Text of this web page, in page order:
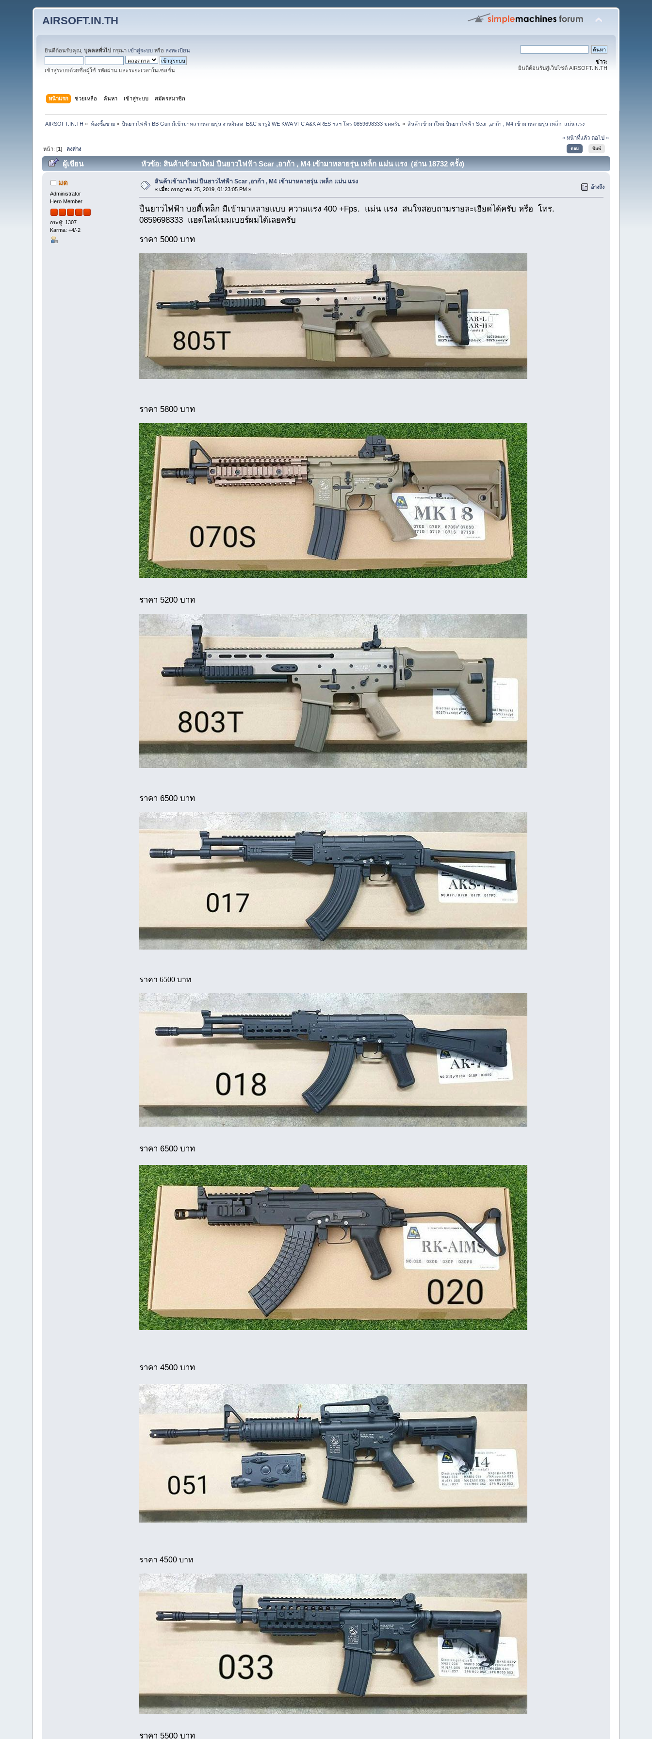
AIRSOFT.IN.TH
ยินดีต้อนรับคุณ,บุคคลทั่วไป กรุณา เข้าสู่ระบบ หรือ ลงทะเบียน
เข้าสู่ระบบด้วยชื่อผู้ใช้ รหัสผ่าน และระยะเวลาในเซสชั่น
ข่าว:
ยินดีต้อนรับสู่เว็บไซต์ AIRSOFT.IN.TH
หน้าแรก ช่วยเหลือ ค้นหา เข้าสู่ระบบ สมัครสมาชิก
AIRSOFT.IN.TH » ห้องซื้อขาย» ปืนยาวไฟฟ้า BB Gun มีเข้ามาหลากหลายรุ่น งานจินกง  E&C มารูอิ WE KWA VFC A&K ARES ฯลฯ โทร 0859698333 มดครับ » สินค้าเข้ามาใหม่ ปืนยาวไฟฟ้า Scar ,อาก้า , M4 เข้ามาหลายรุ่น เหล็ก  แม่น แรง
« หน้าที่แล้ว ต่อไป »
ตอบ พิมพ์
หน้า: [1] ลงล่าง
ผู้เขียน หัวข้อ: สินค้าเข้ามาใหม่ ปืนยาวไฟฟ้า Scar ,อาก้า , M4 เข้ามาหลายรุ่น เหล็ก แม่น แรง (อ่าน 18732 ครั้ง)
มด
Administrator
Hero Member
กระทู้: 1307
Karma: +4/-2
สินค้าเข้ามาใหม่ ปืนยาวไฟฟ้า Scar ,อาก้า , M4 เข้ามาหลายรุ่น เหล็ก แม่น แรง
«เมื่อ: กรกฎาคม 25, 2019, 01:23:05 PM » อ้างถึง
ปืนยาวไฟฟ้า บอดี้เหล็ก มีเข้ามาหลายแบบ ความแรง 400 +Fps. แม่น แรง สนใจสอบถามรายละเอียดได้ครับ หรือ โทร.
0859698333 แอดไลน์เมมเบอร์ผมได้เลยครับ
ราคา 5000 บาท
ราคา 5800 บาท
ราคา 5200 บาท
ราคา 6500 บาท
ราคา 6500 บาท
ราคา 6500 บาท
ราคา 4500 บาท
ราคา 4500 บาท
ราคา 5500 บาท